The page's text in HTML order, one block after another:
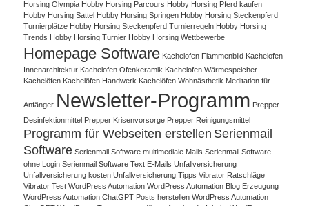
Horsing Olympia Hobby Horsing Parcours Hobby Horsing Pferd kaufen
Hobby Horsing Sattel Hobby Horsing Springen Hobby Horsing Steckenpferd
Turnierplätze Hobby Horsing Steckenpferd Turnierregeln Hobby Horsing
Trends Hobby Horsing Turnier Hobby Horsing Wettbewerbe
Homepage Software Kachelofen Flammenbild Kachelofen
Innenarchitektur Kachelofen Ofenkeramik Kachelofen Wärmespeicher
Kachelöfen Kachelöfen Handwerk Kachelöfen Wohnästhetik Meditation für
Anfänger Newsletter-Programm Prepper
Desinfektionmittel Prepper Krisenvorsorge Prepper Reinigungsmittel
Programm für Webseiten erstellen Serienmail
Software Serienmail Software multimediale Mails Serienmail Software
ohne Login Serienmail Software Text E-Mails Unfallversicherung
Unfallversicherung kosten Unfallversicherung Tipps Vibrator Ratschläge
Vibrator Test WordPress Automation WordPress Automation Blog Erzeugung
WordPress Automation ChatGPT Posts herstellen WordPress Automation